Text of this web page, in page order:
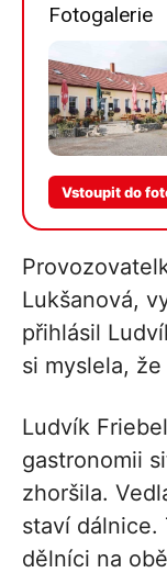
Fotogalerie
Vstoupit do
Lukšanová,
přihlásil
si myslela,
Ludvík
gastronomii
zhoršila.
staví dálnice.
dělníci na